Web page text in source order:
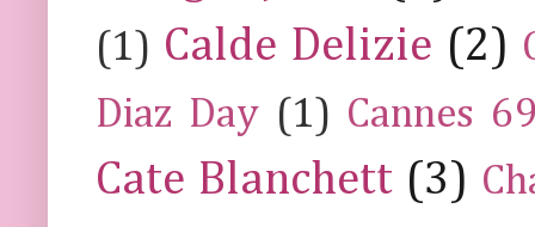
(1) Calde Delizie (2)
Diaz Day (1) Cannes
Cate Blanchett (3)